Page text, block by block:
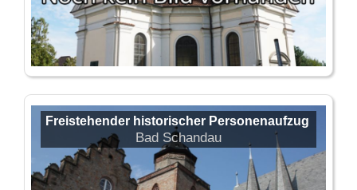
Freistehender historischer Personenaufzug
Bad Schandau